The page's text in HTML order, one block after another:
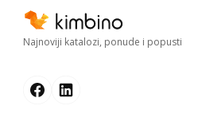
Najnoviji katalozi, ponude i popusti